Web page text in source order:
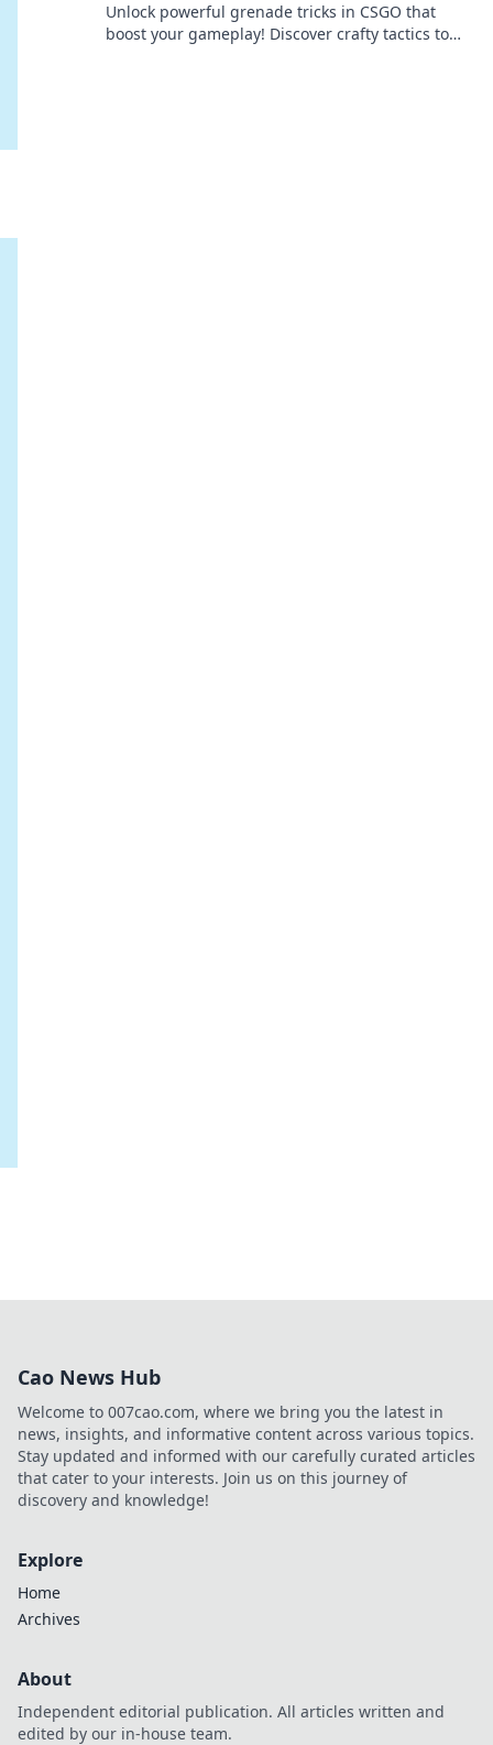
Unlock powerful grenade tricks in CSGO that
boost your gameplay! Discover crafty tactics to
Cao News Hub
Welcome to 007cao.com, where we bring you the latest in
news, insights, and informative content across various topics.
Stay updated and informed with our carefully curated articles
that cater to your interests. Join us on this journey of
discovery and knowledge!
Explore
Home
Archives
About
Independent editorial publication. All articles written and
edited by our in-house team.